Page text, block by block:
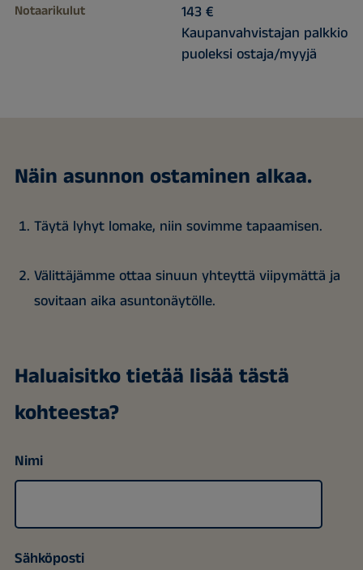
Notaarikulut
143 €
Kaupanvahvistajan palkkio
puoleksi ostaja/myyjä
Näin asunnon ostaminen alkaa.
Täytä lyhyt lomake, niin sovimme tapaamisen.
Välittäjämme ottaa sinuun yhteyttä viipymättä ja
sovitaan aika asuntonäytölle.
Haluaisitko tietää lisää tästä
kohteesta?
Nimi
Sähköposti